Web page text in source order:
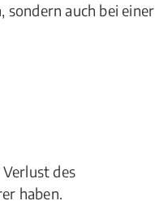
auch bei einer
des
haben.